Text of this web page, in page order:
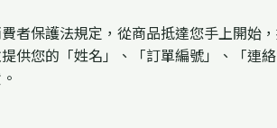
保護法規定，從商品抵達您手上開始
供您的「姓名」、「訂單編號」、「連